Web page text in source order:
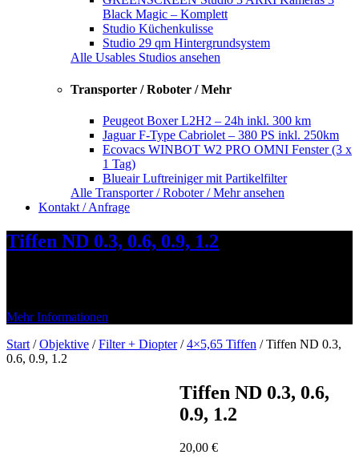
Black Magic – Komplett
Studio Küchenkulisse
Studio 29 qm Hintergrundsystem
Alle Usables Studios ansehen
Transporter / Roboter / Mehr
Peugeot Boxer L2H2 – 24h inkl. 300 km
Jaguar F-Type Cabriolet – 380 PS inkl. 250km
Ecovacs WINBOT W2 PRO OMNI Fenster (3 x
1 Tag)
Blueair Luftreiniger mit Partikelfilter
Alle Transporter / Roboter / Mehr ansehen
Kontakt / Anfrage
Tiffen ND 0.3, 0.6, 0.9, 1.2
Mehr Informationen
Start /Objektive /Filter + Diopter/4×5,65 Tiffen / Tiffen ND 0.3,
0.6, 0.9, 1.2
Tiffen ND 0.3, 0.6,
0.9, 1.2
20,00 €